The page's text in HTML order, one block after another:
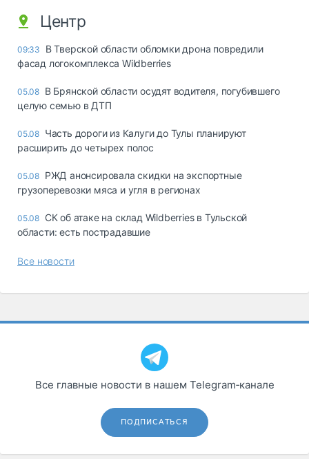
Центр
09:33
В Тверской области обломки дрона повредили
фасад логокомплекса Wildberries
05.08 В Брянской области осудят водителя, погубившего
целую семью в ДТП
05.08 Часть дороги из Калуги до Тулы планируют
расширить до четырех полос
05.08 РЖД анонсировала скидки на экспортные
грузоперевозки мяса и угля в регионах
05.08 СК об атаке на склад Wildberries в Тульской
области: есть пострадавшие
Все новости
Все главные новости в нашем Telegram‑канале
ПОДПИСАТЬСЯ